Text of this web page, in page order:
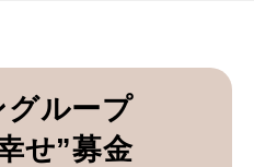
グループ
せ”募金